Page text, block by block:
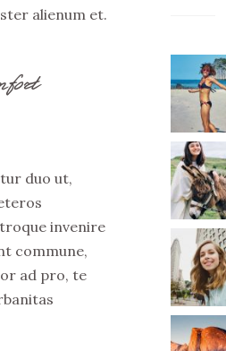
alienum et.
duo ut,
invenire
commune,
ad pro, te